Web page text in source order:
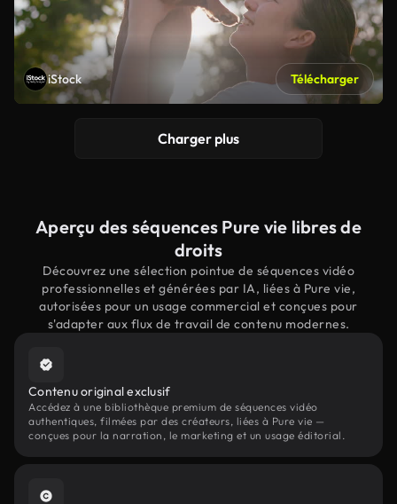
iStock Télécharger
Charger plus
Aperçu des séquences Pure vie libres de
droits
Découvrez une sélection pointue de séquences vidéo
professionnelles et générées par IA, liées à Pure vie,
autorisées pour un usage commercial et conçues pour
s'adapter aux flux de travail de contenu modernes.
Contenu original exclusif
Accédez à une bibliothèque premium de séquences vidéo
authentiques, filmées par des créateurs, liées à Pure vie —
conçues pour la narration, le marketing et un usage éditorial.